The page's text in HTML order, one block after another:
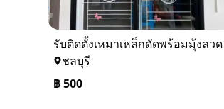
รับติดตั้งเหมาเหล็กดัดพร้อมมุ้งลวด
ชลบุรี
฿500